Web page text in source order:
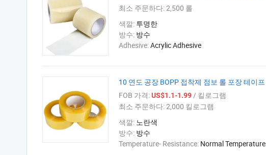
최소 주문하다:2,500 롤
색깔: 투명한
방수: 방수
Adhesive:Acrylic Adhesive
10 연도 공장 BOPP 접착제 점보 롤 포장 테이프
FOB 가격:US$1.1-1.99/ 킬로그램
최소 주문하다:2,000 킬로그램
색깔: 노란색
방수: 방수
Temperature- Resistance: Normal Temperature